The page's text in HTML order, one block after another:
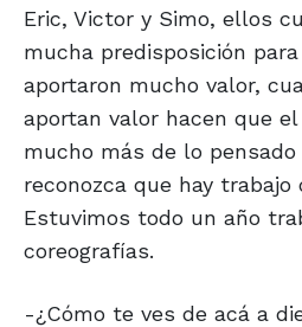
Eric, Victor y Simo, ellos
mucha predisposición
aportaron mucho valor,
aportan valor hacen que
mucho más de lo
reconozca que hay
Estuvimos todo un año
coreografías.
-¿Cómo te ves de acá a